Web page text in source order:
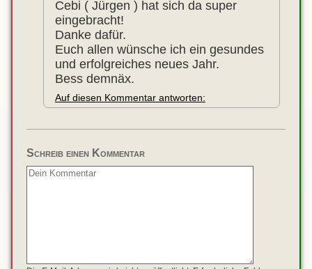
Cebi ( Jürgen ) hat sich da super
eingebracht!
Danke dafür.
Euch allen wünsche ich ein gesundes
und erfolgreiches neues Jahr.
Bess demnäx.
Auf diesen Kommentar antworten:
Schreib einen Kommentar